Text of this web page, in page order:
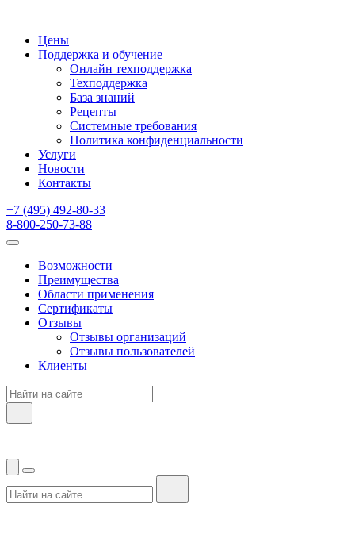
Цены
Поддержка и обучение
Онлайн техподдержка
Техподдержка
База знаний
Рецепты
Системные требования
Политика конфиденциальности
Услуги
Новости
Контакты
+7 (495) 492-80-33
8-800-250-73-88
Возможности
Преимущества
Области применения
Сертификаты
Отзывы
Отзывы организаций
Отзывы пользователей
Клиенты